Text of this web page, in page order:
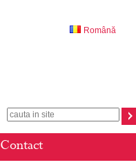
Română
Contact